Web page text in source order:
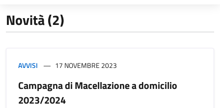
Novità (2)
AVVISI 17 NOVEMBRE 2023
Campagna di Macellazione a domicilio
2023/2024